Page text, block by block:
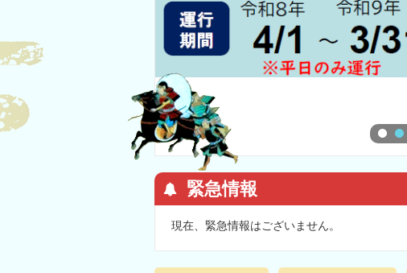
緊急情報
現在、緊急情報はございません。